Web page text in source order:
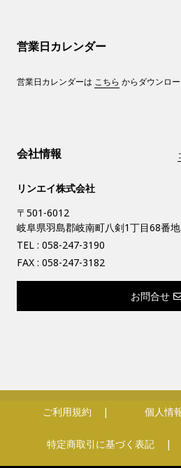
営業日カレンダー
営業日カレンダーは こちら からダウンロー
会社情報
リンエイ株式会社
〒501-6012
岐阜県羽島郡岐南町八剣1丁目68番地
TEL : 058-247-3190
FAX : 058-247-3182
お問合せ
ご利用規約 個人情
特定商取引に基づく表記